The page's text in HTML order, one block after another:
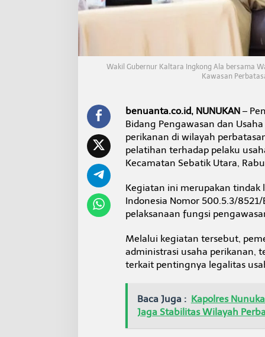
a
k
a
n
d
i
e
b
a
i
Wakil Gubernur Kaltara Ingkong Ala bersama
Kawasan
benuanta.co.id, NUNUKAN–
Bidang Pengawasan dan
perikanan di wilayah
pelatihan terhadap pelaku
Kecamatan Sebatik Utara,
Kegiatan ini merupakan tindak
Indonesia Nomor 500.5.3/
pelaksanaan fungsi
Melalui kegiatan tersebut,
administrasi usaha perikanan,
terkait pentingnya legalitas
Baca Juga : Kapolres
Jaga Stabilitas Wilayah